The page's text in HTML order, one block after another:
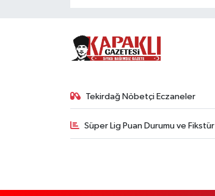
Tekirdağ Nöbetçi Eczaneler
Süper Lig Puan Durumu ve Fikstür